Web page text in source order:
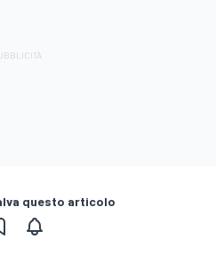
questo articolo